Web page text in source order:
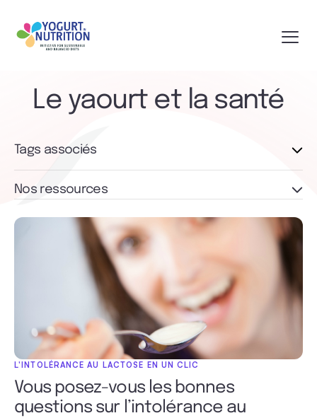
Le yaourt et la santé
L'INTOLÉRANCE AU LACTOSE EN UN CLIC
Vous posez-vous les bonnes
questions sur l’intolérance au
Tags associés
Nos ressources